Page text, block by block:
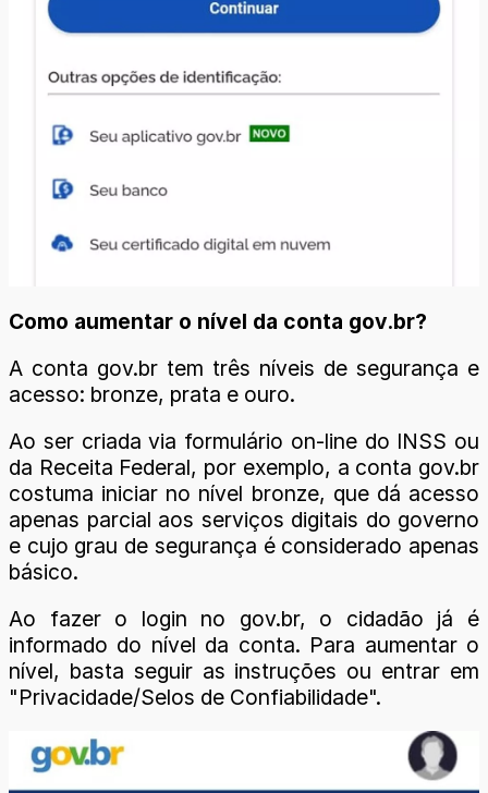
Como aumentar o nível da conta gov.br?
A conta gov.br tem três níveis de segurança e
acesso: bronze, prata e ouro.
Ao ser criada via formulário on-line do INSS ou
da Receita Federal, por exemplo, a conta gov.br
costuma iniciar no nível bronze, que dá acesso
apenas parcial aos serviços digitais do governo
e cujo grau de segurança é considerado apenas
básico.
Ao fazer o login no gov.br, o cidadão já é
informado do nível da conta. Para aumentar o
nível, basta seguir as instruções ou entrar em
"Privacidade/Selos de Confiabilidade".